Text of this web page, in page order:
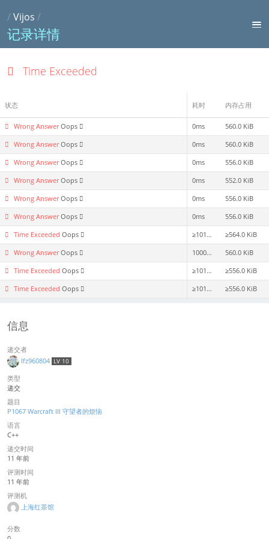
/Vijos /
记录详情
Time Exceeded
状态 耗时 内存占用
Wrong AnswerOops 0ms 560.0 KiB
Wrong AnswerOops 0ms 560.0 KiB
Wrong AnswerOops 0ms 556.0 KiB
Wrong AnswerOops 0ms 552.0 KiB
Wrong AnswerOops 0ms 556.0 KiB
Wrong AnswerOops 0ms 556.0 KiB
Time ExceededOops ≥1015ms ≥564.0 KiB
Wrong AnswerOops 1000ms 560.0 KiB
Time ExceededOops ≥1015ms ≥556.0 KiB
Time ExceededOops ≥1015ms ≥556.0 KiB
信息
递交者
lfz960804 LV 10
类型
递交
题目
P1067 Warcraft III 守望者的烦恼
语言
C++
递交时间
11 年前
评测时间
11 年前
评测机
上海红茶馆
分数